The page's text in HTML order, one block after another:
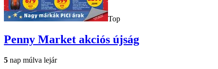
Top
Penny Market akciós újság
5 nap múlva lejár